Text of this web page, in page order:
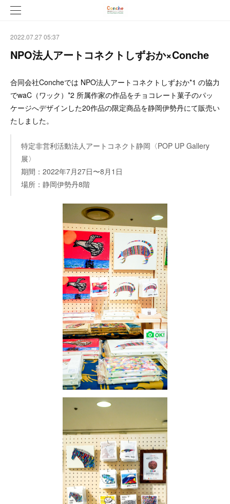
2022.07.27 05:37
NPO法人アートコネクトしずおか×Conche
合同会社Concheでは NPO法人アートコネクトしずおか*1 の協力
でwaC（ワック）*2 所属作家の作品をチョコレート菓子のパッ
ケージへデザインした20作品の限定商品を静岡伊勢丹にて販売い
たしました。
特定非営利活動法人アートコネクト静岡〈POP UP Gallery
展〉
期間：2022年7月27日〜8月1日
場所：静岡伊勢丹8階